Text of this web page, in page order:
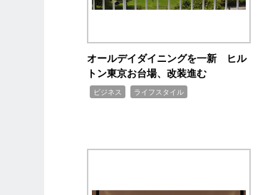
オールデイダイニングを一新 ヒル
トン東京お台場、改装進む
ビジネス ライフスタイル